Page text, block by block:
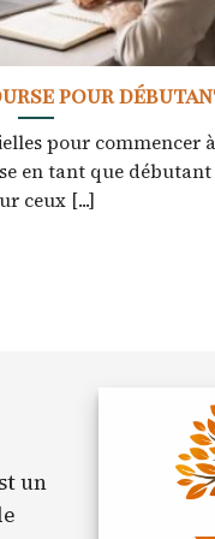
pour
pour commencer à
en tant que débutant
ceux [...]
un